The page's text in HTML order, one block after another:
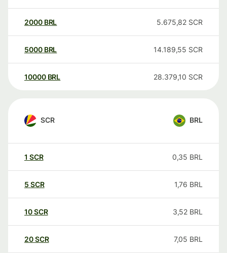
2000 BRL 5.675,82 SCR
5000 BRL 14.189,55 SCR
10000 BRL 28.379,10 SCR
SCR BRL
1 SCR 0,35 BRL
5 SCR 1,76 BRL
10SCR 3,52 BRL
20SCR 7,05 BRL